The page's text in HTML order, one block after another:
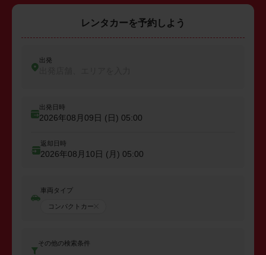
レンタカーを予約しよう
出発
出発日時
2026年08月09日 (日) 05:00
返却日時
2026年08月10日 (月) 05:00
車両タイプ
コンパクトカー
その他の検索条件